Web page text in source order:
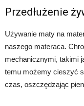
Przedłużenie
Używanie maty na
naszego materaca.
mechanicznymi, takimi
temu możemy cieszyć
czas, oszczędzając